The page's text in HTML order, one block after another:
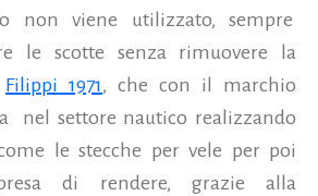
non viene utilizzato, sempre
le scotte senza rimuovere la
Filippi 1971, che con il marchio
nel settore nautico realizzando
le stecche per vele per poi
di rendere, grazie alla